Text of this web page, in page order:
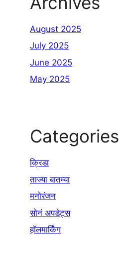
August 2025
July 2025
June 2025
May 2025
Categories
क्रिडा
ताज्या बातम्या
मनोरंजन
सोनं अपडेट्स
हॉलमार्किंग